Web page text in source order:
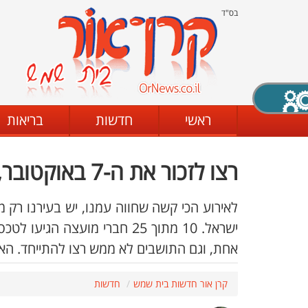
בס"ד
ראשי חדשות בריאות
רצו לזכור את ה-7 באוקטובר, רק רצו.
לאירוע הכי קשה שחווה עמנו, יש
ישראל. 10 מתוך 25 חברי
אחת, וגם התושבים לא ממש רצו להתייחד.
קרן אור חדשות בית שמש חדשות
X סגירה
מצב שחור - לבן קביעת ניגודיות
גופן קריא הגדלת האתר